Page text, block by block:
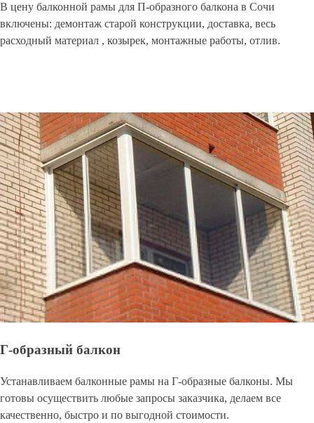
В цену балконной рамы для П-образного балкона в Сочи
включены: демонтаж старой конструкции, доставка, весь
расходный материал , козырек, монтажные работы, отлив.
Г-образный балкон
Устанавливаем балконные рамы на Г-образные балконы. Мы
готовы осуществить любые запросы заказчика, делаем все
качественно, быстро и по выгодной стоимости.